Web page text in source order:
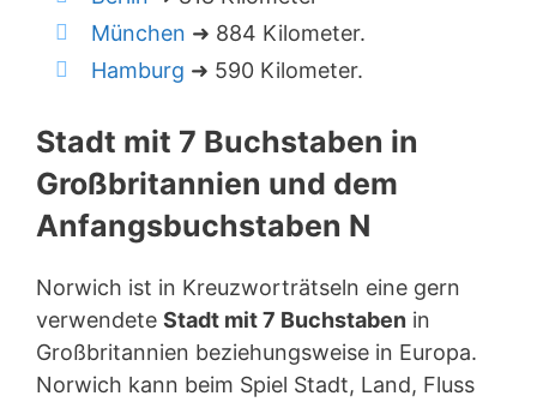
München ➜ 884 Kilometer.
Hamburg ➜ 590 Kilometer.
Stadt mit 7 Buchstaben in
Großbritannien und dem
Anfangsbuchstaben N
Norwich ist in Kreuzworträtseln eine gern
verwendete Stadt mit 7 Buchstaben in
Großbritannien beziehungsweise in Europa.
Norwich kann beim Spiel Stadt, Land, Fluss